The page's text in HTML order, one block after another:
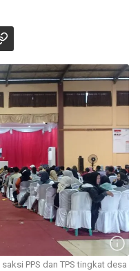
PPS dan TPS tingkat desa